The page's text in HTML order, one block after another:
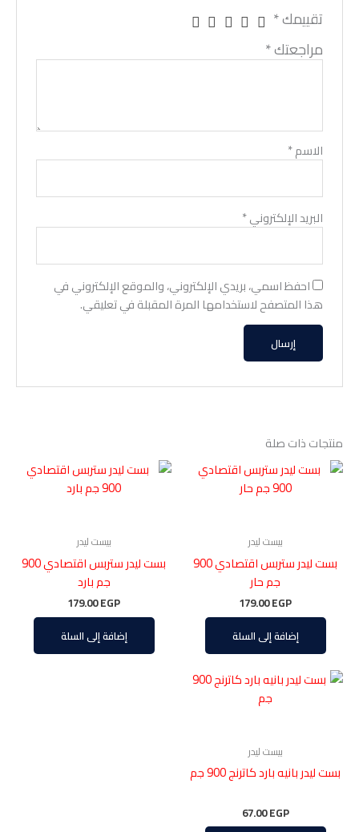
تقييمك*
مراجعتك*
الاسم*
البريد الإلكتروني*
احفظ اسمي، بريدي الإلكتروني، والموقع الإلكتروني في
هذا المتصفح لاستخدامها المرة المقبلة في تعليقي.
منتجات ذات صلة
بيست ليدر
بست ليدر ستربس اقتصادي 900
جم حار
179.00EGP
إضافة إلى السلة
بيست ليدر
بست ليدر ستربس اقتصادي 900
جم بارد
179.00EGP
إضافة إلى السلة
بيست ليدر
بست ليدر بانيه بارد كاترنج 900 جم
67.00EGP